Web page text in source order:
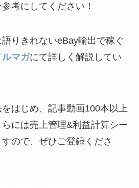
考にしてください！
りきれないeBay輸出で稼ぐ
ルマガにて詳しく解説してい
はじめ、記事動画100本以上
には売上管理&利益計算シー
ので、ぜひご登録くださ